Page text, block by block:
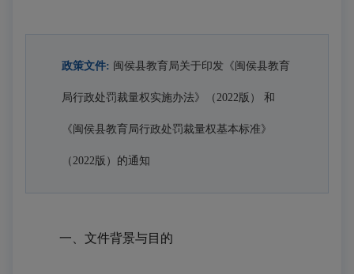
政策文件: 闽侯县教育局关于印发《闽侯县教育
局行政处罚裁量权实施办法》（2022版） 和
《闽侯县教育局行政处罚裁量权基本标准》
（2022版）的通知
一、文件背景与目的